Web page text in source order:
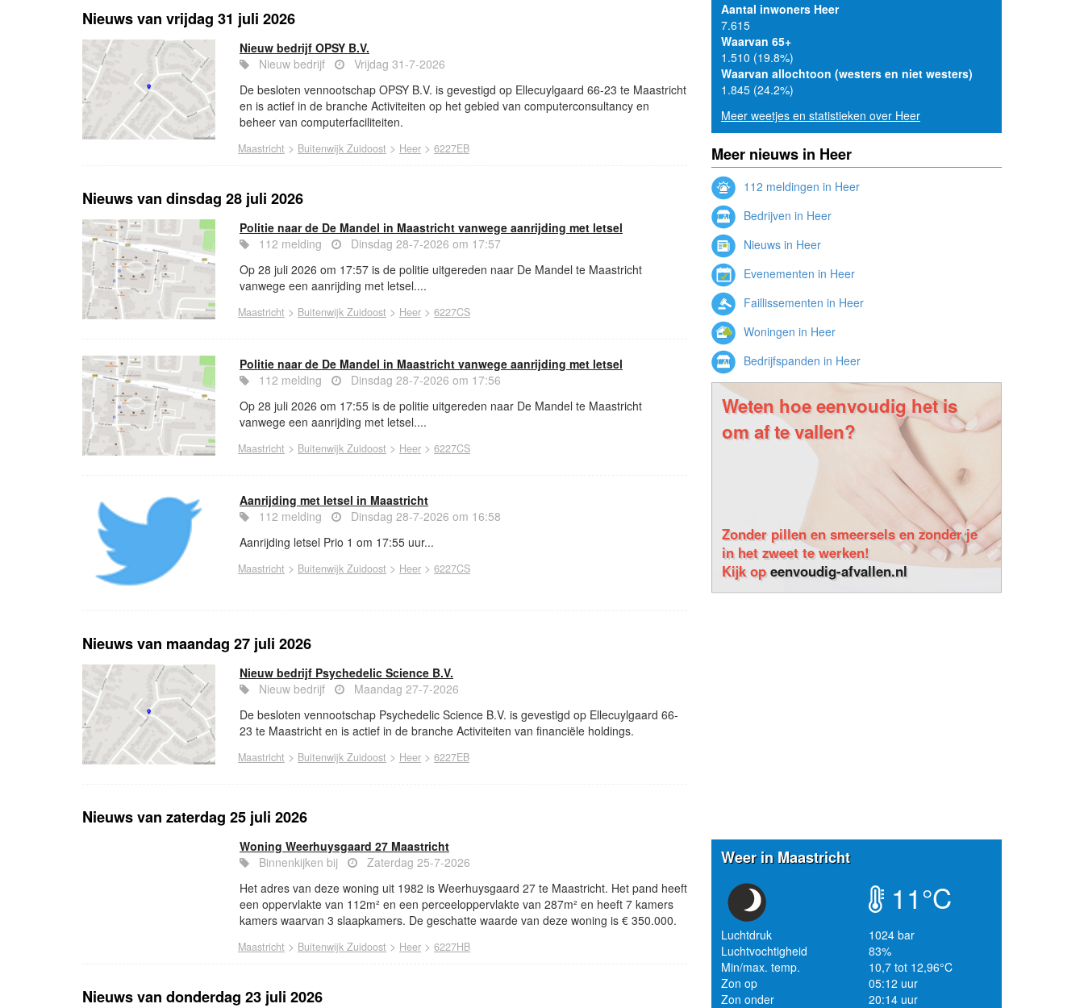
Nieuws van vrijdag 31 juli 2026
Nieuw bedrijf OPSY B.V.
Nieuw bedrijf
Vrijdag 31-7-2026
De besloten vennootschap OPSY B.V. is gevestigd op Ellecuylgaard 66-23 te Maastricht
en is actief in de branche Activiteiten op het gebied van computerconsultancy en
beheer van computerfaciliteiten.
Maastricht > Buitenwijk Zuidoost > Heer > 6227EB
Nieuws van dinsdag 28 juli 2026
Politie naar de De Mandel in Maastricht vanwege aanrijding met letsel
112 melding
Dinsdag 28-7-2026 om 17:57
Op 28 juli 2026 om 17:57 is de politie uitgereden naar De Mandel te Maastricht
vanwege een aanrijding met letsel....
Maastricht > Buitenwijk Zuidoost > Heer > 6227CS
Politie naar de De Mandel in Maastricht vanwege aanrijding met letsel
112 melding
Dinsdag 28-7-2026 om 17:56
Op 28 juli 2026 om 17:55 is de politie uitgereden naar De Mandel te Maastricht
vanwege een aanrijding met letsel....
Maastricht > Buitenwijk Zuidoost > Heer > 6227CS
Aanrijding met letsel in Maastricht
112 melding
Dinsdag 28-7-2026 om 16:58
Aanrijding letsel Prio 1 om 17:55 uur...
Maastricht > Buitenwijk Zuidoost > Heer > 6227CS
Nieuws van maandag 27 juli 2026
Nieuw bedrijf Psychedelic Science B.V.
Nieuw bedrijf
Maandag 27-7-2026
De besloten vennootschap Psychedelic Science B.V. is gevestigd op Ellecuylgaard 66-
23 te Maastricht en is actief in de branche Activiteiten van financiële holdings.
Maastricht > Buitenwijk Zuidoost > Heer > 6227EB
Nieuws van zaterdag 25 juli 2026
Woning Weerhuysgaard 27 Maastricht
Binnenkijken bij
Zaterdag 25-7-2026
Het adres van deze woning uit 1982 is Weerhuysgaard 27 te Maastricht. Het pand heeft
een oppervlakte van 112m² en een perceeloppervlakte van 287m² en heeft 7 kamers
kamers waarvan 3 slaapkamers. De geschatte waarde van deze woning is € 350.000.
Maastricht > Buitenwijk Zuidoost > Heer > 6227HB
Nieuws van donderdag 23 juli 2026
Aantal inwoners Heer
7.615
Waarvan 65+
1.510 (19.8%)
Waarvan allochtoon (westers en niet westers)
1.845 (24.2%)
Meer weetjes en statistieken over Heer
Meer nieuws in Heer
112 meldingen in Heer
Bedrijven in Heer
Nieuws in Heer
Evenementen in Heer
Faillissementen in Heer
Woningen in Heer
Bedrijfspanden in Heer
Weten hoe eenvoudig het is
om af te vallen?
Zonder pillen en smeersels en zonder je
in het zweet te werken!
Kijk opeenvoudig-afvallen.nl
Weer in Maastricht
11°C
Luchtdruk
1024 bar
Luchtvochtigheid
83%
Min/max. temp.
10,7 tot 12,96°C
Zon op
05:12 uur
Zon onder
20:14 uur